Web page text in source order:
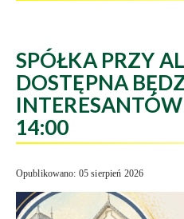
SPÓŁKA PRZY
DOSTĘPNA
14:00
Opublikowano: 05 sierpień 2026